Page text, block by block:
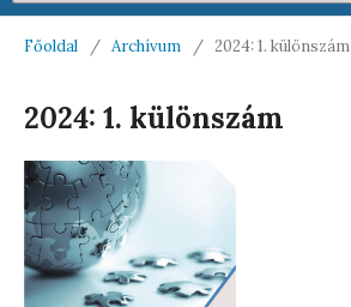
Főoldal / Archívum / 2024: 1. különszám
2024: 1. különszám